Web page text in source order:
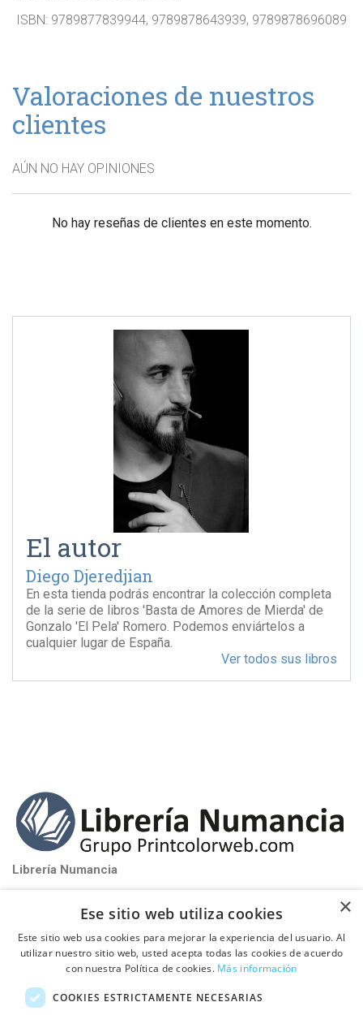
ISBN: 9789877839944, 9789878643939, 9789878696089
Valoraciones de nuestros
clientes
AÚN NO HAY OPINIONES
No hay reseñas de clientes en este momento.
El autor
Diego Djeredjian
En esta tienda podrás encontrar la colección completa
de la serie de libros 'Basta de Amores de Mierda' de
Gonzalo 'El Pela' Romero. Podemos enviártelos a
cualquier lugar de España.
Ver todos sus libros
Librería Numancia
Tel: 93 580 81 32
scheduleDe Lunes a Viernes de 9:00h a 17:00h
PUBLICA TU LIBRO CON NOSOTROS
×
Ese sitio web utiliza cookies
Este sitio web usa cookies para mejorar la experiencia del usuario. Al
utilizar nuestro sitio web, usted acepta todas las cookies de acuerdo
con nuestra Política de cookies. Más información
COOKIES ESTRICTAMENTE NECESARIAS